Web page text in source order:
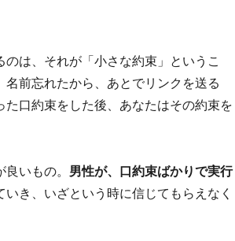
は、それが「小さな約束」というこ
前忘れたから、あとでリンクを送る
口約束をした後、あなたはその約束を
いもの。 男性が、口約束ばかりで実行
いき、いざという時に信じてもらえなく